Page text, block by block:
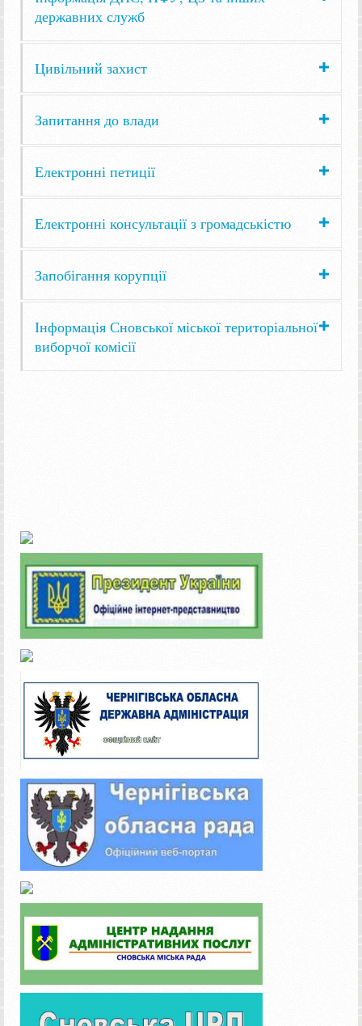
державних служб
Цивільний захист
Запитання до влади
Електронні петиції
Електронні консультації з громадськістю
Запобігання корупції
Інформація Сновської міської територіальної
виборчої комісії